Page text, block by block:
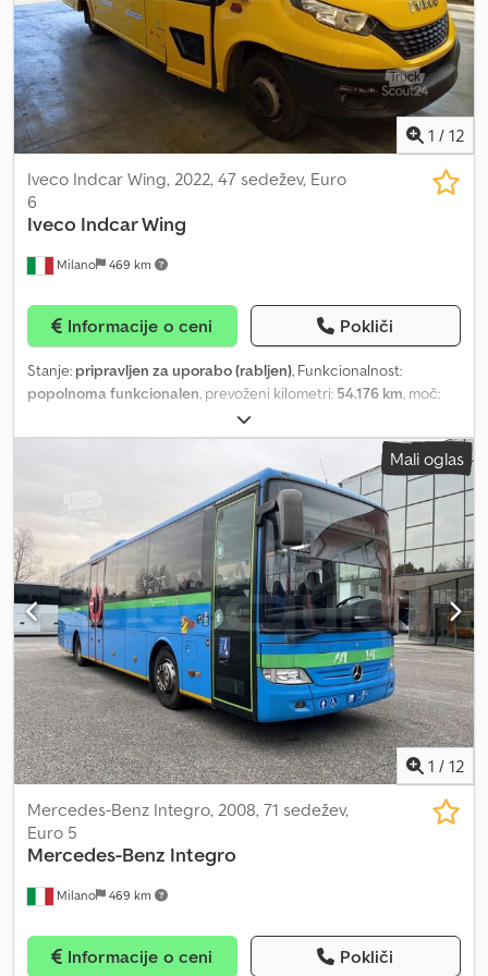
F1CFA401C*J Oprema: - Klima - ABS Dsdpfxoztlv Uj Aprekr - ASR -
Zavora-pomagalec (Retarder) - Varnostni pasovi - Dodatni grelec
Prodajalec: Fleequid, evropska platforma za prodajo rabljenih
avtobusov.
1 / 12
Milano 469 km
Iveco Indcar Wing, 2022, 47 sedežev, Euro
6
Iveco Indcar Wing
Informacije o ceni Pokliči
Stanje: pripravljen za uporabo (rabljen), Funkcionalnost:
popolnoma funkcionalen, prevoženi kilometri: 54.176 km, moč:
, prva registracija:
število sedežev:45, vrsta prenosa:mehanski, konfiguracija osi:2
, velikost pnevmatike:
8.590 mm, skupna širina: 2.350 mm
3.100 mm, Oprema: ABS, klimatska naprava,
parkirni grelec , Šolski avtobus – Iveco Indcar Wing Tehnični
podatki: - Datum prve registracije: 2022 - Prevoženi kilometri:
54.176 - Število sedežev: 47 - Evro standard: Euro 6 - Gorivo:
Zemeljski plin - Prenos: Ročni menjalnik - Moč: 100 kW (136 KM) -
Dolžina: 8,59 m - Število osi: 2 - Motor: Iveco F1CFA401C*J Oprema:
- Klima naprava - ABS - Retarder Dkodpfxjztlvue Aprer - Varnostni
pasovi - Avtonomna grelna naprava Prodajalec: Fleequid, evropska
spletna platforma za rabljene avtobuse.
Mali oglas
1 / 12
Milano 469 km
Mercedes-Benz Integro, 2008, 71 sedežev,
Euro 5
Mercedes-Benz Integro
Informacije o ceni Pokliči